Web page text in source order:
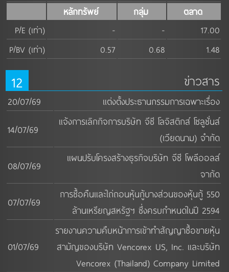
หลักทรัพย์
กลุ่ม
ตลาด
P/E (เท่า)
- -
17.00
P/BV (เท่า)
0.57 0.68 1.48
12 ข่าวสาร
20/07/69 แต่งตั้งประธานกรรมการเฉพาะเรื่อง
14/07/69
แจ้งการเลิกกิจการบริษัท จีซี โลจิสติกส์ โซลูชั่นส์
(เวียดนาม) จำกัด
08/07/69
แผนปรับโครงสร้างธุรกิจบริษัท จีซี โพลีออลส์
จากัด
07/07/69
การซื้อคืนและไถ่ถอนหุ้นกู้บางส่วนของหุ้นกู้ 550
ล้านเหรียญสหรัฐฯ ซึ่งครบกำหนดในปี 2594
01/07/69
รายงานความคืบหน้าการเข้าทำสัญญาซื้อขายหุ้น
สามัญของบริษัท Vencorex US, Inc. และบริษัท
Vencorex (Thailand) Company Limited